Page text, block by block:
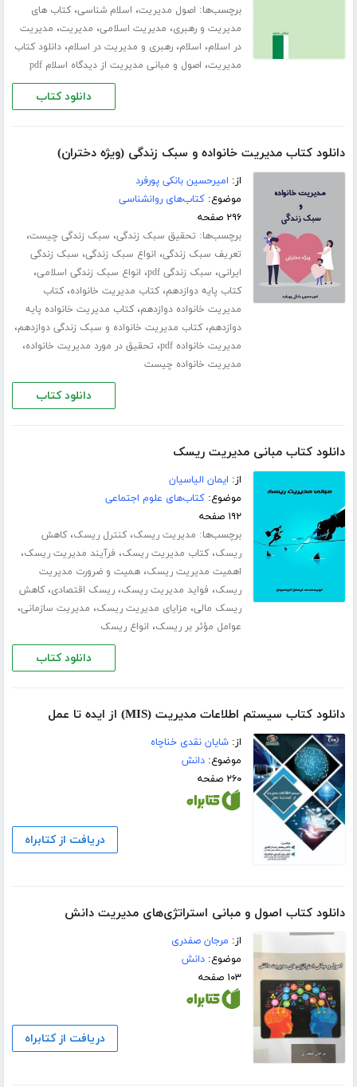
برچسب‌ها: اصول مدیریت، اسلام شناسی،کتاب های
مدیریت و رهبری، مدیریت اسلامی، مدیریت، مدیریت
در اسلام، اسلام،رهبری و مدیریت در اسلام،دانلود کتاب
مدیریت، اصول و مبانی مدیریت از دیدگاه اسلام pdf
دانلود کتاب
دانلود کتاب مدیریت خانواده و سبک زندگی (ویژه دختران)
از: امیرحسین بانکی پورفرد
موضوع:کتاب‌های روانشناسی
۲۹۶ صفحه
برچسب‌ها: تحقیق سبک زندگی، سبک زندگی چیست،
تعریف سبک زندگی، انواع سبک زندگی، سبک زندگی
ایرانی، سبک زندگی pdf ، انواع سبک زندگی اسلامی،
کتاب پایه دوازدهم،کتاب مدیریت خانواده،کتاب
مدیریت خانواده دوازدهم،کتاب مدیریت خانواده پایه
دوازدهم،کتاب مدیریت خانواده و سبک زندگی دوازدهم،
مدیریت خانواده pdf ، تحقیق در مورد مدیریت خانواده،
مدیریت خانواده چیست
دانلود کتاب
دانلود کتاب مبانی مدیریت ریسک
از: ایمان الیاسیان
موضوع:کتاب‌های علوم اجتماعی
۱۹۲ صفحه
برچسب‌ها: مدیریت ریسک،کنترل ریسک،کاهش
ریسک،کتاب مدیریت ریسک، فرآیند مدیریت ریسک،
اهمیت مدیریت ریسک،همیت و ضرورت مدیریت
ریسک، فواید مدیریت ریسک،ریسک اقتصادی،کاهش
ریسک مالی، مزایای مدیریت ریسک، مدیریت سازمانی،
عوامل مؤثر بر ریسک، انواع ریسک
دانلود کتاب
دانلود کتاب سیستم اطلاعات مدیریت (MIS) از ایده تا عمل
از:شایان نقدی خناچاه
موضوع:دانش
۲۶۰ صفحه
دریافت از کتابراه
دانلود کتاب اصول و مبانی استراتژی‌های مدیریت دانش
از: مرجان صفدری
موضوع:دانش
۱۰۳ صفحه
دریافت از کتابراه